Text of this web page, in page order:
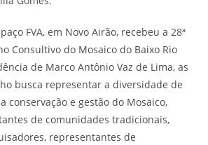
FVA, em Novo Airão, recebeu a 28ª
Consultivo do Mosaico do Baixo Rio
de Marco Antônio Vaz de Lima, as
busca representar a diversidade de
conservação e gestão do Mosaico,
de comunidades tradicionais,
representantes de